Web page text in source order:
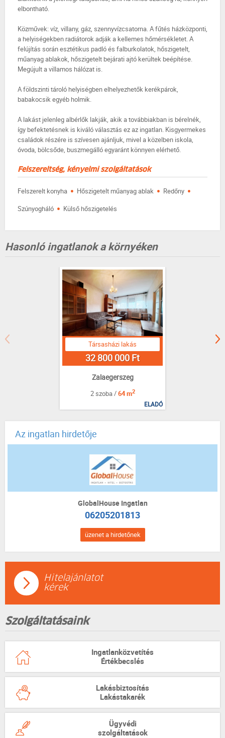
elbontható.
Közművek: víz, villany, gáz, szennyvízcsatorna. A fűtés házközponti,
a helyiségekben radiátorok adják a kellemes hőmérsékletet. A
felújítás során esztétikus padló és falburkolatok, hőszigetelt,
műanyag ablakok, hőszigetelt bejárati ajtó kerültek beépítése.
Megújult a villamos hálózat is.
A földszinti tároló helyiségben elhelyezhetők kerékpárok,
babakocsik egyéb holmik.
A lakást jelenleg albérlők lakják, akik a továbbiakban is bérelnék,
így befektetésnek is kiváló választás ez az ingatlan. Kisgyermekes
családok részére is szívesen ajánljuk, mivel a közelben iskola,
óvoda, bölcsőde, buszmegálló egyaránt könnyen elérhető.
Felszereltség, kényelmi szolgáltatások
Felszerelt konyha · Hőszigetelt műanyag ablak · Redőny ·
Szúnyogháló · Külső hőszigetelés
Hasonló ingatlanok a környéken
Társasházi lakás
32 800 000 Ft
Zalaegerszeg
2 szoba / 64 m2
ELADÓ
Az ingatlan hirdetője
GlobalHouse Ingatlan
06205201813
üzenet a hirdetőnek
Hitelajánlatot
kérek
Szolgáltatásaink
Ingatlanközvetítés
Értékbecslés
Lakásbiztosítás
Lakástakarék
Ügyvédi
szolgáltatások